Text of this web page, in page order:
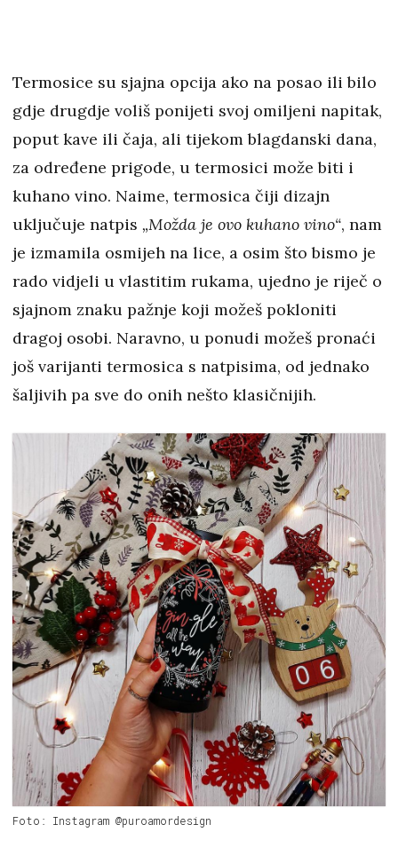
Termosice su sjajna opcija ako na posao ili bilo
gdje drugdje voliš ponijeti svoj omiljeni napitak,
poput kave ili čaja, ali tijekom blagdanski dana,
za određene prigode, u termosici može biti i
kuhano vino. Naime, termosica čiji dizajn
uključuje natpis „Možda je ovo kuhano vino“, nam
je izmamila osmijeh na lice, a osim što bismo je
rado vidjeli u vlastitim rukama, ujedno je riječ o
sjajnom znaku pažnje koji možeš pokloniti
dragoj osobi. Naravno, u ponudi možeš pronaći
još varijanti termosica s natpisima, od jednako
šaljivih pa sve do onih nešto klasičnijih.
Foto: Instagram @puroamordesign